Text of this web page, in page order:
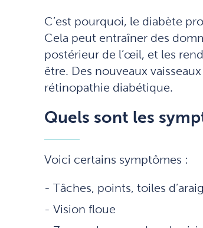
C’est pourquoi, le diabète
Cela peut entraîner des
postérieur de l’œil, et les
être. Des nouveaux
rétinopathie diabétique.
Quels sont les
Voici certains symptômes :
Tâches, points, toiles
Vision floue